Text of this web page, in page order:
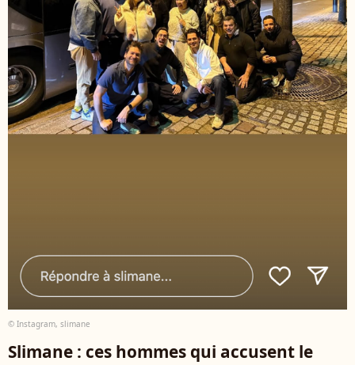
© Instagram, slimane
Slimane : ces hommes qui accusent le